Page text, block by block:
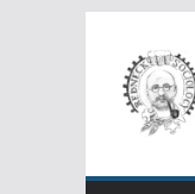
obsah